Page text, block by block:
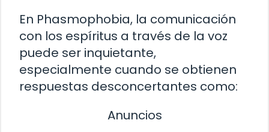
En Phasmophobia, la comunicación
con los espíritus a través de la voz
puede ser inquietante,
especialmente cuando se obtienen
respuestas desconcertantes como:
Anuncios